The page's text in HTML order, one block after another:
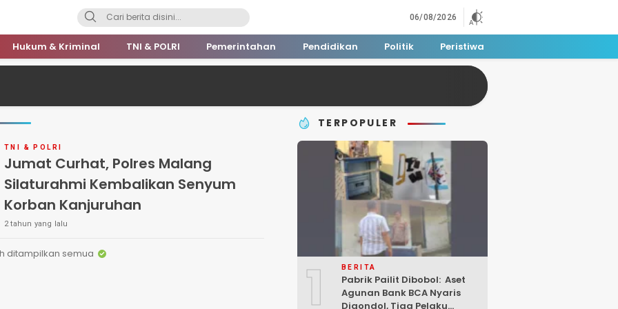
06/08/2026
Hukum & Kriminal TNI & POLRI Pemerintahan Pendidikan Politik Peristiwa
TNI & POLRI
Jumat Curhat, Polres Malang
Silaturahmi Kembalikan Senyum
Korban Kanjuruhan
2 tahun yang lalu
ditampilkan semua
TERPOPULER
1 BERITA
Pabrik Pailit Dibobol: Aset
Agunan Bank BCA Nyaris
Digondol, Tiga Pelaku